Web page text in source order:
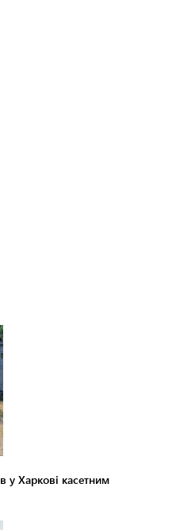
у Харкові касетним